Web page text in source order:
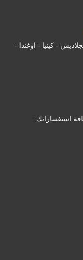
- كينيا - اوغندا -
استفساراتك: